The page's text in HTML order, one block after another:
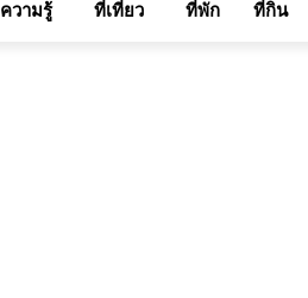
ความรู้ ที่เที่ยว ที่พัก ที่กิน